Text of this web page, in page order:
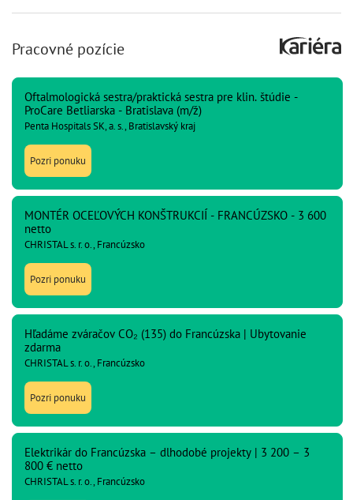
Pracovné pozície
Oftalmologická sestra/praktická sestra pre klin. štúdie -
ProCare Betliarska - Bratislava (m/ž)
Penta Hospitals SK, a. s., Bratislavský kraj
Pozri ponuku
MONTÉR OCEĽOVÝCH KONŠTRUKCIÍ - FRANCÚZSKO - 3 600
netto
CHRISTAL s. r. o., Francúzsko
Pozri ponuku
Hľadáme zváračov CO₂ (135) do Francúzska | Ubytovanie
zdarma
CHRISTAL s. r. o., Francúzsko
Pozri ponuku
Elektrikár do Francúzska – dlhodobé projekty | 3 200 – 3
800 € netto
CHRISTAL s. r. o., Francúzsko